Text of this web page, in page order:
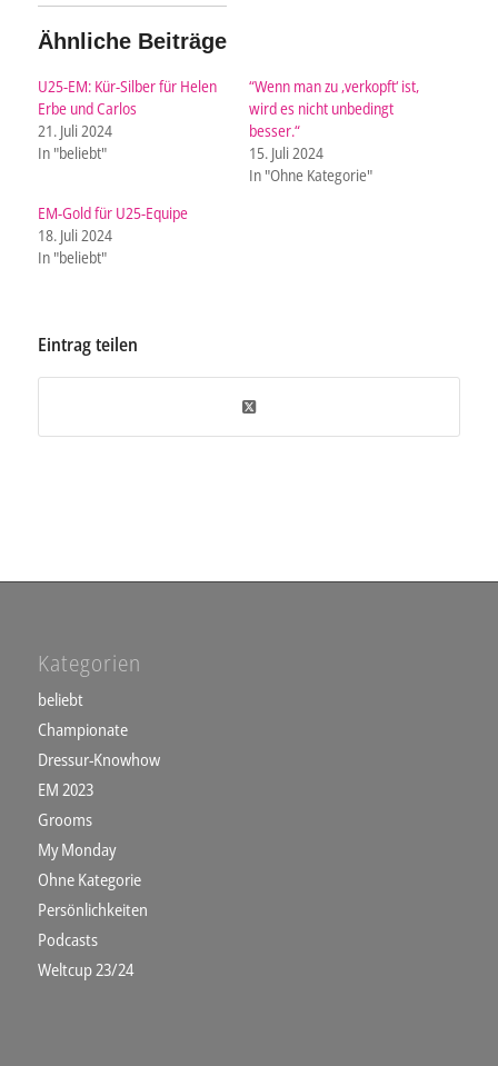
Ähnliche Beiträge
U25-EM: Kür-Silber für Helen
Erbe und Carlos
21. Juli 2024
In "beliebt"
“Wenn man zu ‚verkopft‘ ist,
wird es nicht unbedingt
besser.“
15. Juli 2024
In "Ohne Kategorie"
EM-Gold für U25-Equipe
18. Juli 2024
In "beliebt"
Eintrag teilen
Kategorien
beliebt
Championate
Dressur-Knowhow
EM 2023
Grooms
My Monday
Ohne Kategorie
Persönlichkeiten
Podcasts
Weltcup 23/24